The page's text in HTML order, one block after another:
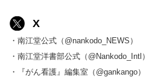
X
・南江堂公式（@nankodo_NEWS）
・南江堂洋書部公式（@Nankodo_Intl）
・『がん看護』編集室（@gankango）